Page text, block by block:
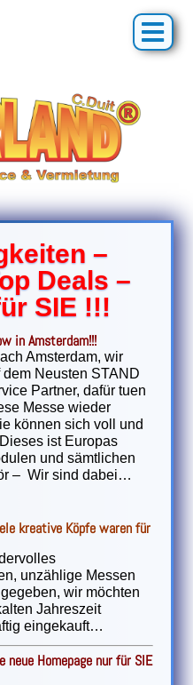
–
Deals –
SIE !!!
in Amsterdam!!!
Amsterdam, wir
Neusten STAND
Partner, dafür tuen
Messe wieder
können sich voll und
ist Europas
und sämtlichen
– Wir sind dabei…
kreative Köpfe waren für
unzählige Messen
wir möchten
Jahreszeit
eingekauft…
Homepage nur für SIE